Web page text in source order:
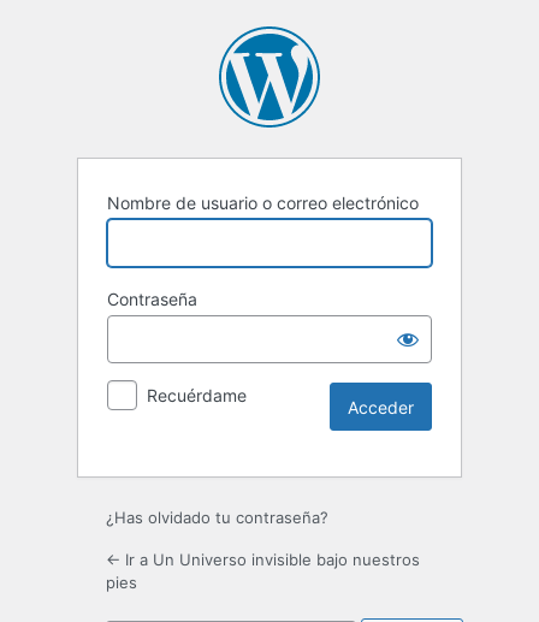
Nombre de usuario o correo electrónico
Contraseña
Recuérdame
¿Has olvidado tu contraseña?
← Ir a Un Universo invisible bajo nuestros
pies